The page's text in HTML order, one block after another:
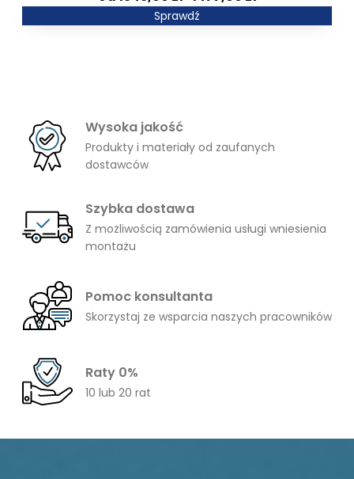
846,00 złSprawdź
Wysoka jakość
Produkty i materiały od zaufanych
dostawców
Szybka dostawa
Z możliwością zamówienia usługi wniesienia
montażu
Pomoc konsultanta
Skorzystaj ze wsparcia naszych pracowników
Raty 0%
10 lub 20 rat